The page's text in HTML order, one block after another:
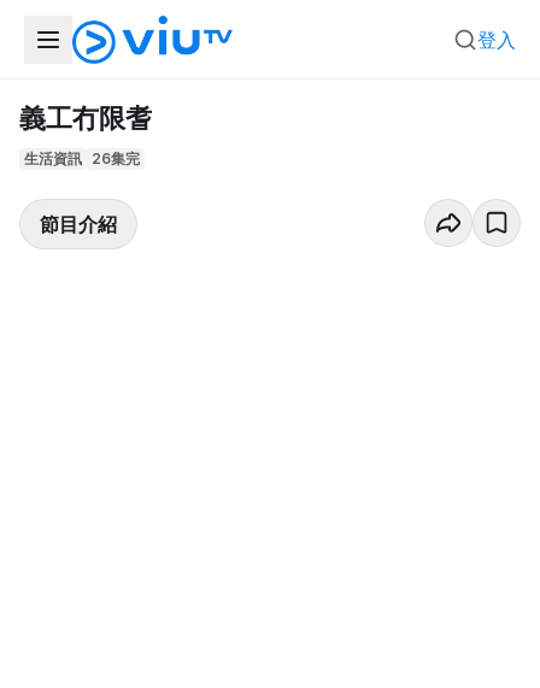
登入
義工冇限耆
生活資訊 26集完
節目介紹